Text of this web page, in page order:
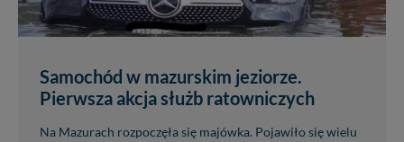
Samochód w mazurskim jeziorze.
Pierwsza akcja służb ratowniczych
Na Mazurach rozpoczęła się majówka. Pojawiło się wielu